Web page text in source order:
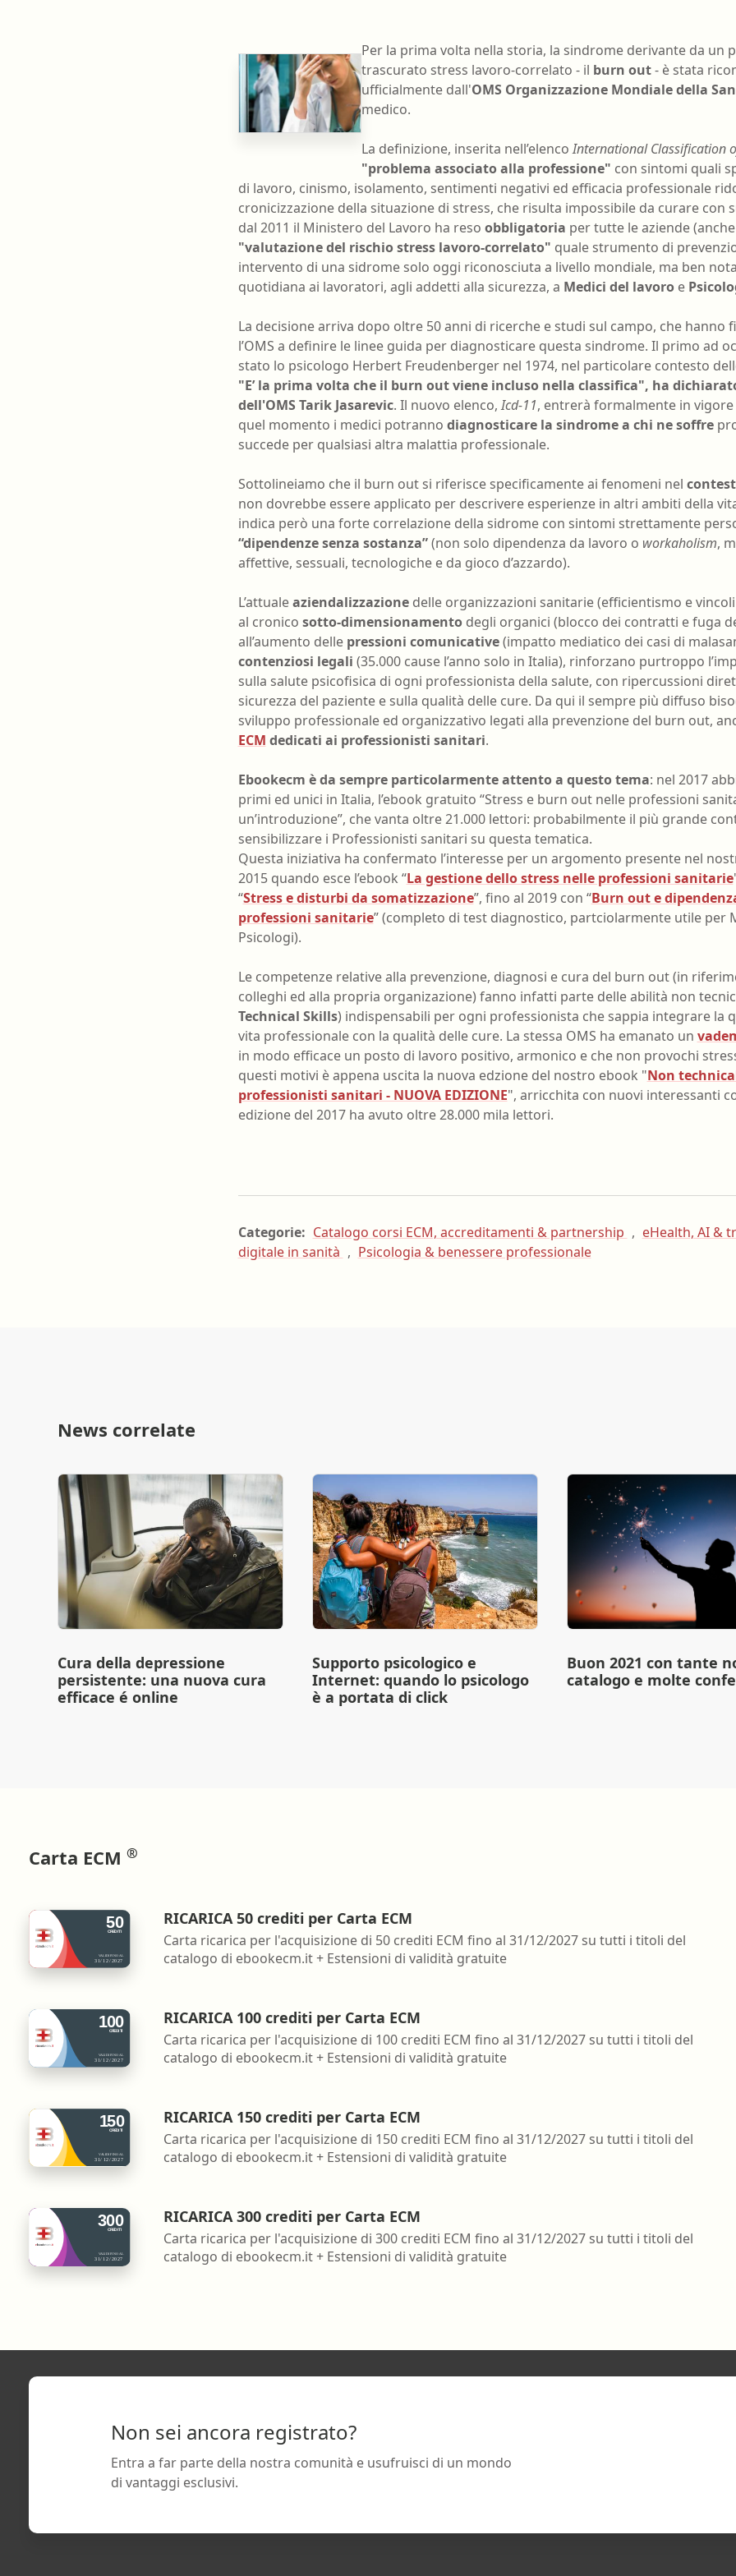
Ostetrica/o
Podologo
Psicologo/a
Psicoterapeuta
psichiatrica
Tecnico di
Per la prima volta nella storia, la sindrome derivante da un
trascurato stress lavoro-correlato - il burn out- è stata
ufficialmente dall'OMS Organizzazione Mondiale della
medico.
La definizione, inserita nell’elencoInternational Classification
"problema associato alla professione" con sintomi quali
di lavoro, cinismo, isolamento, sentimenti negativi ed efficacia professionale
cronicizzazione della situazione di stress, che risulta impossibile da curare con
dal 2011 il Ministero del Lavoro ha reso obbligatoria per tutte le aziende
"valutazione del rischio stress lavoro-correlato" quale strumento di
intervento di una sidrome solo oggi riconosciuta a livello mondiale, ma ben
quotidiana ai lavoratori, agli addetti alla sicurezza, a Medici del lavoroe
La decisione arriva dopo oltre 50 anni di ricerche e studi sul campo, che hanno
l’OMS a definire le linee guida per diagnosticare questa sindrome. Il primo ad
stato lo psicologo Herbert Freudenberger nel 1974, nel particolare contesto
"E’ la prima volta che il burn out viene incluso nella classifica", ha
dell'OMS Tarik Jasarevic. Il nuovo elenco,Icd-11, entrerà formalmente in vigore
quel momento i medici potranno diagnosticare la sindrome a chi ne soffre
succede per qualsiasi altra malattia professionale.
Sottolineiamo che il burn out si riferisce specificamente ai fenomeni nel
non dovrebbe essere applicato per descrivere esperienze in altri ambiti della
indica però una forte correlazione della sidrome con sintomi strettamente
“dipendenze senza sostanza”(non solo dipendenza da lavoro o workaholism,
affettive, sessuali, tecnologiche e da gioco d’azzardo).
L’attualeaziendalizzazionedelle organizzazioni sanitarie (efficientismo e
al cronico sotto-dimensionamentodegli organici (blocco dei contratti e fuga
all’aumento delle pressioni comunicative(impatto mediatico dei casi di
contenziosi legali (35.000 cause l’anno solo in Italia), rinforzano purtroppo
sulla salute psicofisica di ogni professionista della salute, con ripercussioni
sicurezza del paziente e sulla qualità delle cure. Da qui il sempre più diffuso
sviluppo professionale ed organizzativo legati alla prevenzione del burn out,
ECM dedicati ai professionisti sanitari.
Ebookecm è da sempre particolarmente attento a questo tema: nel 2017
primi ed unici in Italia, l’ebook gratuito “Stress e burn out nelle professioni
un’introduzione”, che vanta oltre 21.000 lettori: probabilmente il più grande
sensibilizzare i Professionisti sanitari su questa tematica.
Questa iniziativa ha confermato l’interesse per un argomento presente nel
2015 quando esce l’ebook “La gestione dello stress nelle professioni sanitarie
“Stress e disturbi da somatizzazione”, fino al 2019 con “Burn out e
professioni sanitarie” (completo di test diagnostico, partciolarmente utile per
Psicologi).
Le competenze relative alla prevenzione, diagnosi e cura del burn out (in
colleghi ed alla propria organizazione) fanno infatti parte delle abilità non
Technical Skills) indispensabili per ogni professionista che sappia integrare la
vita professionale con la qualità delle cure. La stessa OMS ha emanato un
in modo efficace un posto di lavoro positivo, armonico e che non provochi
questi motivi è appena uscita la nuova edzione del nostro ebook "Non
professionisti sanitari - NUOVA EDIZIONE", arricchita con nuovi interessanti
edizione del 2017 ha avuto oltre 28.000 mila lettori.
Categorie: Catalogo corsi ECM, accreditamenti & partnership , eHealth, AI &
digitale in sanità , Psicologia & benessere professionale
News correlate
Cura della depressione
persistente: una nuova cura
efficace é online
Supporto psicologico e
Internet: quando lo psicologo
è a portata di click
Buon 2021 con tante
catalogo e molte
Carta ECM ®
RICARICA 50 crediti per Carta ECM
Carta ricarica per l'acquisizione di 50 crediti ECM fino al 31/12/2027 su tutti i titoli del
catalogo di ebookecm.it + Estensioni di validità gratuite
RICARICA 100 crediti per Carta ECM
Carta ricarica per l'acquisizione di 100 crediti ECM fino al 31/12/2027 su tutti i titoli del
catalogo di ebookecm.it + Estensioni di validità gratuite
RICARICA 150 crediti per Carta ECM
Carta ricarica per l'acquisizione di 150 crediti ECM fino al 31/12/2027 su tutti i titoli del
catalogo di ebookecm.it + Estensioni di validità gratuite
RICARICA 300 crediti per Carta ECM
Carta ricarica per l'acquisizione di 300 crediti ECM fino al 31/12/2027 su tutti i titoli del
catalogo di ebookecm.it + Estensioni di validità gratuite
Non sei ancora registrato?
Entra a far parte della nostra comunità e usufruisci di un mondo
di vantaggi esclusivi.